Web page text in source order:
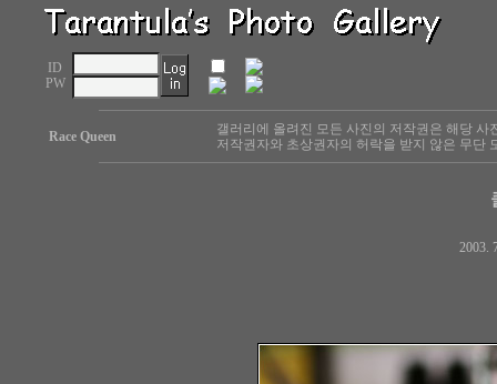
ID
PW
Race Queen
갤러리에 올려진 모든 사진의 저작권은 해당
저작권자와 초상권자의 허락을 받지 않은 무단
2003.